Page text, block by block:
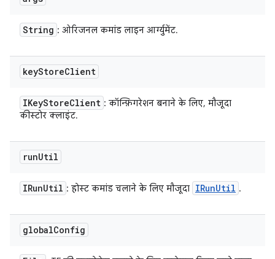
String : ओरिजनल कमांड लाइन आर्ग्युमेंट.
keyStoreClient
IKeyStoreClient : कॉन्फ़िगरेशन बनाने के लिए, मौजूदा
कीस्टोर क्लाइंट.
runUtil
IRunUtil : होस्ट कमांड चलाने के लिए मौजूदा IRunUtil .
globalConfig